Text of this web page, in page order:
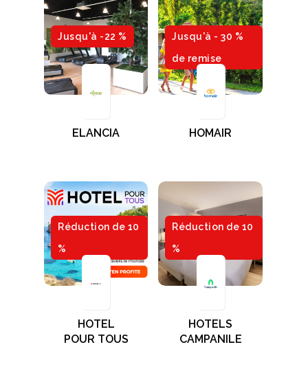
Jusqu'à -22 %
ELANCIA
Jusqu'à - 30 %
de remise
HOMAIR
Réduction de 10
%
HOTEL
POUR TOUS
Réduction de 10
%
HOTELS
CAMPANILE